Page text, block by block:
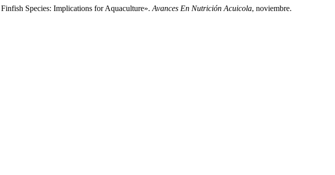
Species: Implications for Aquaculture». Avances En Nutrición Acuicola, noviembre.